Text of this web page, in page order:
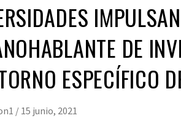
DE
ESPECÍFICO
/ 15 junio, 2021